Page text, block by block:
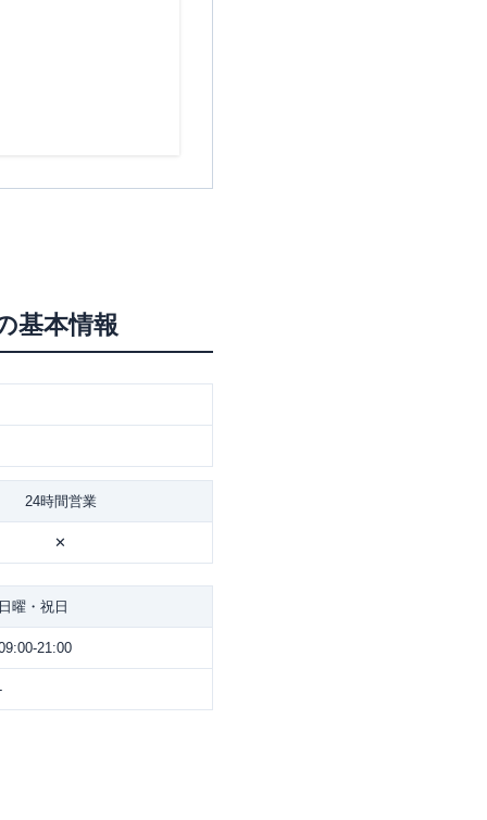
基本情報
24時間営業
✕
日曜・祝日
21:00